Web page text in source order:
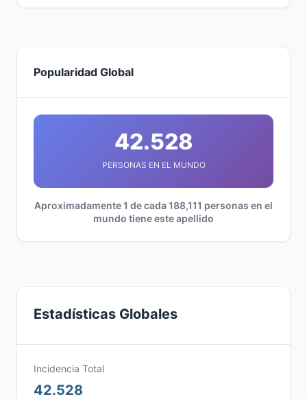
Popularidad Global
42.528
PERSONAS EN EL MUNDO
Aproximadamente 1 de cada 188,111 personas en el
mundo tiene este apellido
Estadísticas Globales
Incidencia Total
42.528